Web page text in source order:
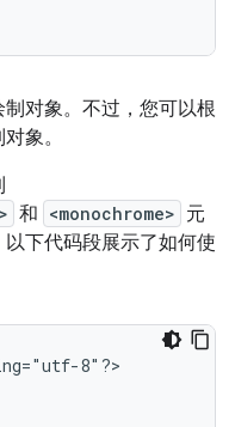
对象。不过，您可以根
象。
和 <monochrome> 元
下代码段展示了如何使
8"?>